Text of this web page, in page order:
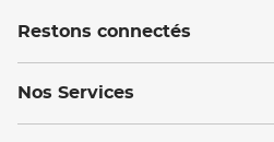
Restons connectés
Nos Services